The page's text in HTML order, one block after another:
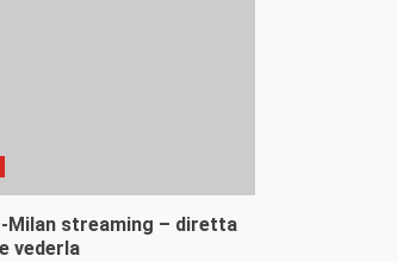
Milan streaming – diretta
vederla